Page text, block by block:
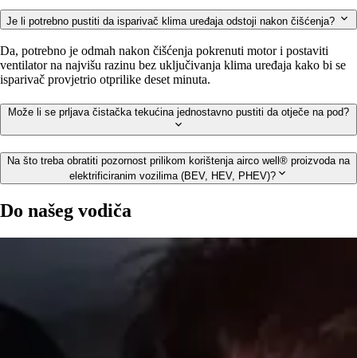
Je li potrebno pustiti da isparivač klima uređaja odstoji nakon čišćenja?
Da, potrebno je odmah nakon čišćenja pokrenuti motor i postaviti
ventilator na najvišu razinu bez uključivanja klima uređaja kako bi se
isparivač provjetrio otprilike deset minuta.
Na što treba obratiti pozornost prilikom korištenja airco well® proizvoda na
elektrificiranim vozilima (BEV, HEV, PHEV)?
Do našeg vodiča